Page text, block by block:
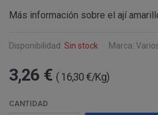
Más información sobre el ají
Disponibilidad: Sin stock Marca:
3,26 €( 16,30 €/Kg)
CANTIDAD
Dirección postal: Plaça Font
Información
tratamiento de sus datos?
Los productos ofertados,
Suministro de bienes
Productos que puedan
Suministro de productos